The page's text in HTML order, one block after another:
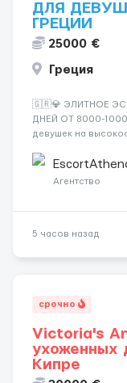
ДЛЯ
ГРЕЦИИ
25000 €
Греция
🇬🇷💎 ЭЛИТНОЕ
ДНЕЙ ОТ 8000-
девушек на
хорошие деньги 💶
Требования: ✔️
Агентство
5 часов назад
срочно
Victoria's
ухоженных
Кипре